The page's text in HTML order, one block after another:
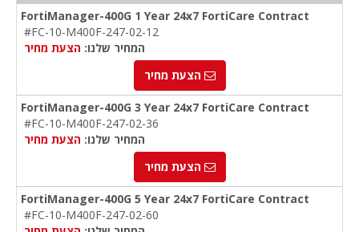
FortiManager-400G 1 Year 24x7 FortiCare Contract
#FC-10-M400F-247-02-12
המחיר שלנו: הצעת מחיר
הצעת מחיר
FortiManager-400G 3 Year 24x7 FortiCare Contract
#FC-10-M400F-247-02-36
המחיר שלנו: הצעת מחיר
הצעת מחיר
FortiManager-400G 5 Year 24x7 FortiCare Contract
#FC-10-M400F-247-02-60